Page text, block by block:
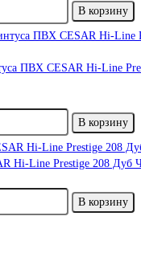
В корзину
ПВХ CESAR Hi-Line
В корзину
Hi-Line Prestige 208 Дуб
В корзину